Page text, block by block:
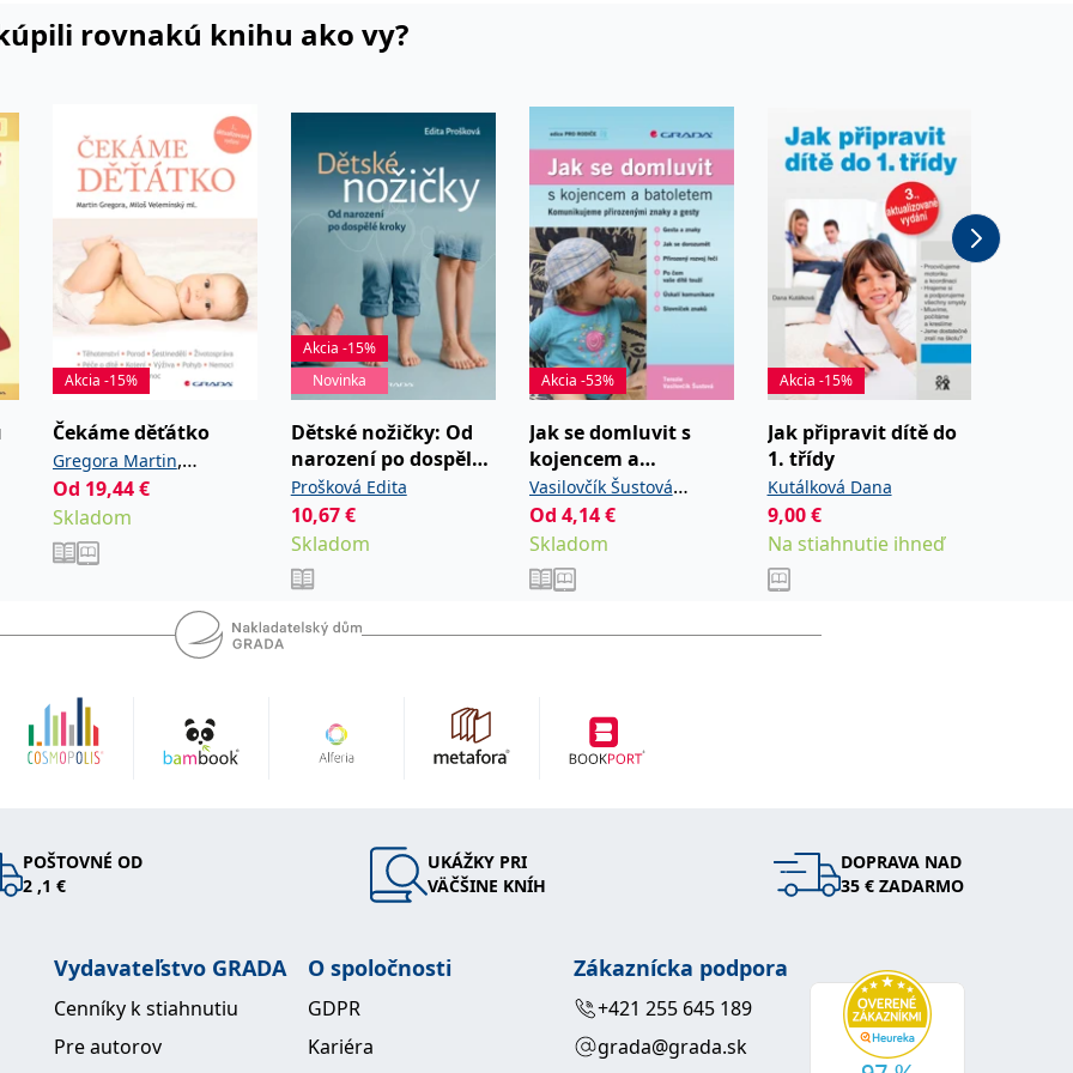
být se
je
rovnakú knihu ako vy?
Akcia -15%
Čekáme děťátko
Gregora Martin,
Velemínský ml. Miloš
Od 19,44€
Skladom
Akcia -15%
Novinka
Dětské nožičky: Od
narození po dospělé
kroky
Prošková Edita
10,67€
Skladom
Akcia -53%
Jak se domluvit s
kojencem a
batoletem
Vasilovčík Šustová
Terezie
Od 4,14€
Skladom
Akcia -15%
Jak připravit dítě do
1. třídy
Kutálková Dana
9,00€
Na stiahnutie ihneď
POŠTOVNÉ OD
2 ,1 €
UKÁŽKY PRI
VÄČŠINE KNÍH
DOPRAVA NAD
35 € ZADARMO
Vydavateľstvo GRADA
Cenníky k stiahnutiu
Pre autorov
O spoločnosti
GDPR
Kariéra
Zákaznícka podpora
+421 255 645 189
grada@grada.sk